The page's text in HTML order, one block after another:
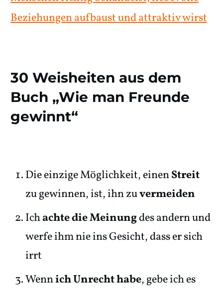
Beziehungen aufbaust und attraktiv wirst
30 Weisheiten aus dem
Buch „Wie man Freunde
gewinnt“
Die einzige Möglichkeit, einenStreit
zu gewinnen, ist, ihn zuvermeiden
Ichachte die Meinungdes andern und
werfe ihm nie ins Gesicht, dass er sich
irrt
Wennich Unrecht habe, gebe ich es